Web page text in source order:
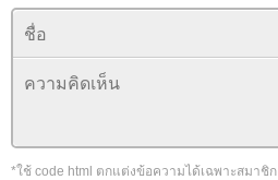
*ใช้ code html ตกแต่งข้อความได้เฉพาะสมาชิก